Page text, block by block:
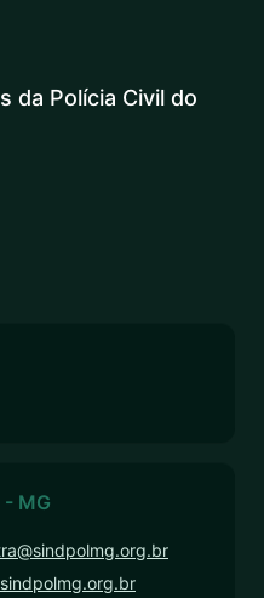
da Polícia Civil do
MG